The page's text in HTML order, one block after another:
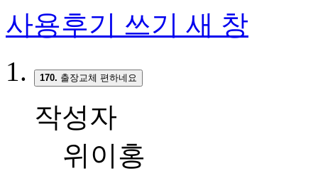
사용후기 쓰기 새 창
170. 출장교체 편하네요
작성자
위이홍